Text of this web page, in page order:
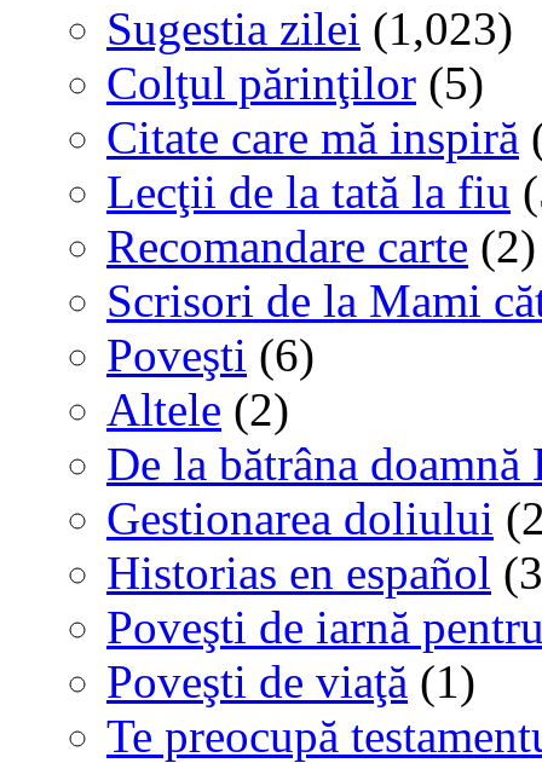
Sugestia zilei (1,023)
Colţul părinţilor (5)
Citate care mă inspiră
Lecţii de la tată la fiu
Recomandare carte (2)
Scrisori de la Mami
Poveşti (6)
Altele (2)
De la bătrâna
Gestionarea doliului
Historias en español
Poveşti de iarnă
Poveşti de viaţă (1)
Te preocupă